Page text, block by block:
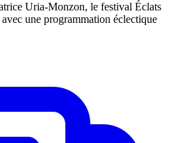
Uria-Monzon, le festival Éclats
une programmation éclectique